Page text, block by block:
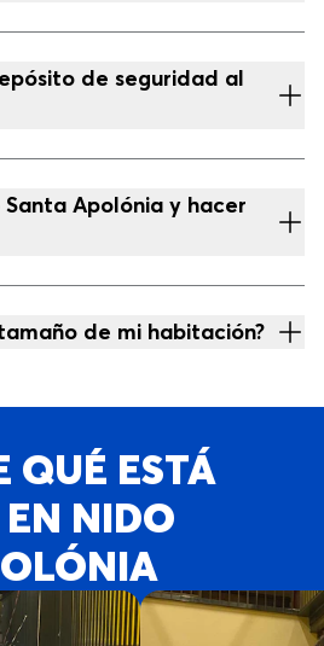
de seguridad al
Apolónia y hacer
de mi habitación?
QUÉ ESTÁ
NIDO